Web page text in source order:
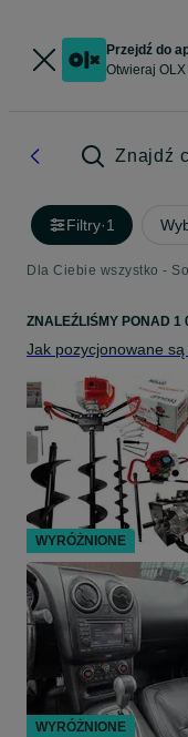
Przejdź do
Otwieraj
Znajdź
Filtry·1
Dla Ciebie wszystko -
ZNALEŹLIŚMY PONAD 1
Jak pozycjonowane są
WYRÓŻNIONE
WYRÓŻNIONE